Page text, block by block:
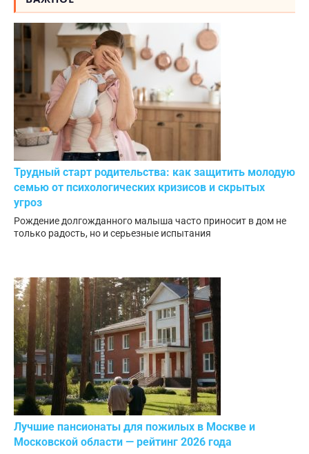
Трудный старт родительства: как защитить молодую
семью от психологических кризисов и скрытых
угроз
Рождение долгожданного малыша часто приносит в дом не
только радость, но и серьезные испытания
Лучшие пансионаты для пожилых в Москве и
Московской области — рейтинг 2026 года